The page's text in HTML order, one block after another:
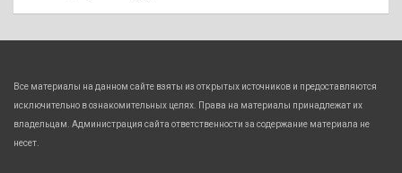
Все материалы на данном сайте взяты из открытых источников и предоставляются
исключительно в ознакомительных целях. Права на материалы принадлежат их
владельцам. Администрация сайта ответственности за содержание материала не
несет.